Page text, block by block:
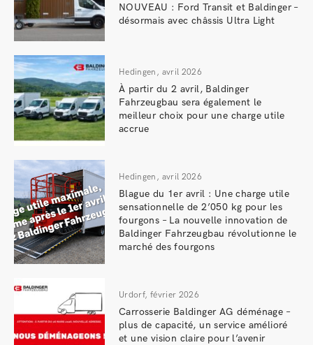
NOUVEAU : Ford Transit et Baldinger –
désormais avec châssis Ultra Light
Hedingen, avril 2026
À partir du 2 avril, Baldinger
Fahrzeugbau sera également le
meilleur choix pour une charge utile
accrue
Hedingen, avril 2026
Blague du 1er avril : Une charge utile
sensationnelle de 2’050 kg pour les
fourgons – La nouvelle innovation de
Baldinger Fahrzeugbau révolutionne le
marché des fourgons
Urdorf, février 2026
Carrosserie Baldinger AG déménage –
plus de capacité, un service amélioré
et une vision claire pour l’avenir